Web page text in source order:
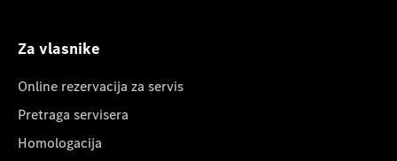
Za vlasnike
Online rezervacija za servis
Pretraga servisera
Homologacija